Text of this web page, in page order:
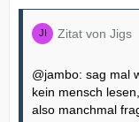
Zitat von Jigs
@jambo: sag mal
kein mensch
also manchmal